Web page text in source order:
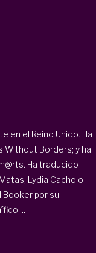
en el Reino Unido. Ha
Borders; y ha
Ha traducido
Lydia Cacho o
Booker por su
...